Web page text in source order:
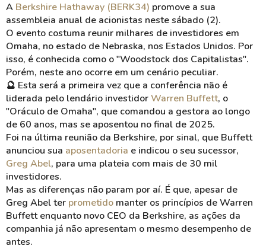
A Berkshire Hathaway (BERK34) promove a sua
assembleia anual de acionistas neste sábado (2).
O evento costuma reunir milhares de investidores em
Omaha, no estado de Nebraska, nos Estados Unidos. Por
isso, é conhecida como o "Woodstock dos Capitalistas".
Porém, neste ano ocorre em um cenário peculiar.
🔮 Esta será a primeira vez que a conferência não é
liderada pelo lendário investidorWarren Buffett, o
"Oráculo de Omaha", que comandou a gestora ao longo
de 60 anos, mas se aposentou no final de 2025.
Foi na última reunião da Berkshire, por sinal, que Buffett
anunciou sua aposentadoria e indicou o seu sucessor,
Greg Abel, para uma plateia com mais de 30 mil
investidores.
Mas as diferenças não param por aí. É que, apesar de
Greg Abel ter prometido manter os princípios de Warren
Buffett enquanto novo CEO da Berkshire, as ações da
companhia já não apresentam o mesmo desempenho de
antes.